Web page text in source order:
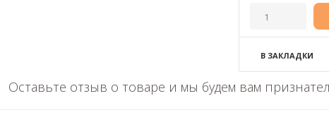
В ЗАКЛАДКИ
Оставьте отзыв о товаре и мы будем вам